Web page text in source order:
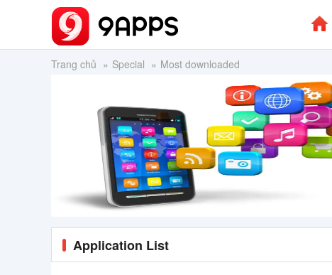
Trang chủ Special Most downloaded
Application List